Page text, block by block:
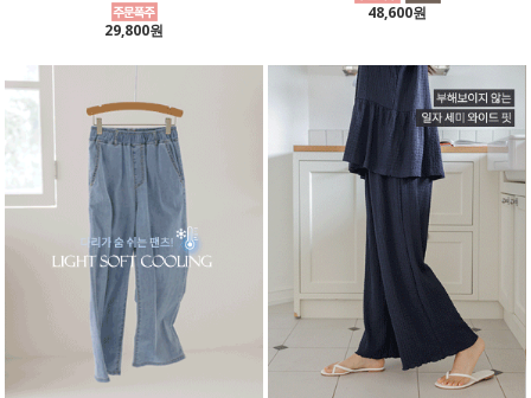
29,800원
48,600원